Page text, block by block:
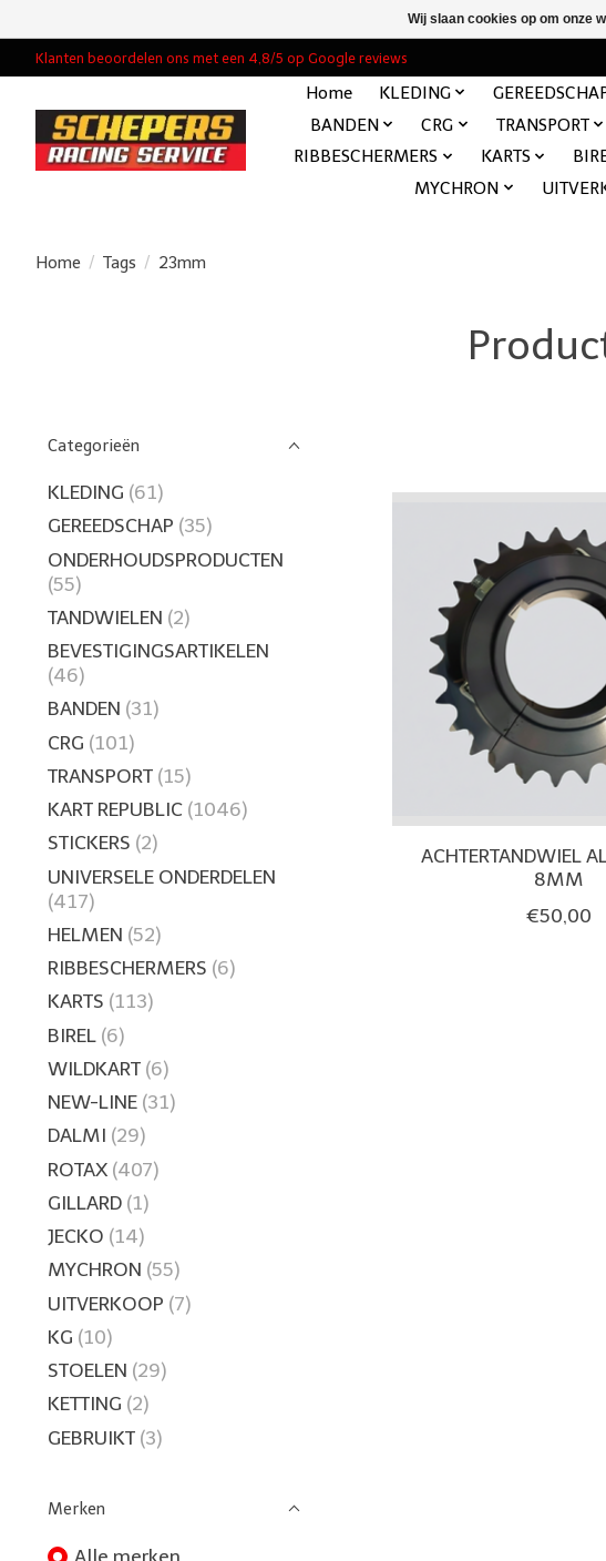
Klanten beoordelen ons met een 4,8/5 op Google reviews
Home KLEDING
BANDEN
CRG TRANSPORT
RIBBESCHERMERS
KARTS
MYCHRON
Home / Tags / 23mm
Categorieën
KLEDING (61)
GEREEDSCHAP (35)
ONDERHOUDSPRODUCTEN
(55)
TANDWIELEN (2)
BEVESTIGINGSARTIKELEN
(46)
BANDEN (31)
CRG (101)
TRANSPORT (15)
KART REPUBLIC (1046)
STICKERS (2)
UNIVERSELE ONDERDELEN
(417)
HELMEN (52)
RIBBESCHERMERS (6)
KARTS (113)
BIREL (6)
WILDKART (6)
NEW-LINE (31)
DALMI (29)
ROTAX (407)
GILLARD (1)
JECKO (14)
MYCHRON (55)
UITVERKOOP (7)
KG (10)
STOELEN (29)
KETTING (2)
GEBRUIKT (3)
Merken
Alle merken
ACHTERTANDWIEL
8MM
€50,00
Wij slaan cookies op om onze